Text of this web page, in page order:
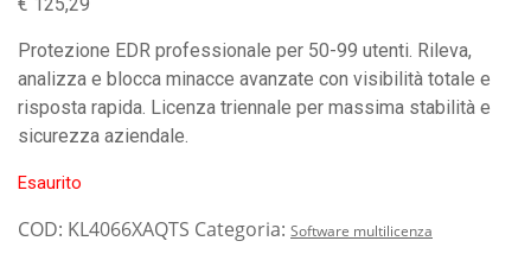
Protezione EDR professionale per 50-99 utenti. Rileva,
analizza e blocca minacce avanzate con visibilità totale e
risposta rapida. Licenza triennale per massima stabilità e
sicurezza aziendale.
Esaurito
COD: KL4066XAQTS Categoria: Software multilicenza